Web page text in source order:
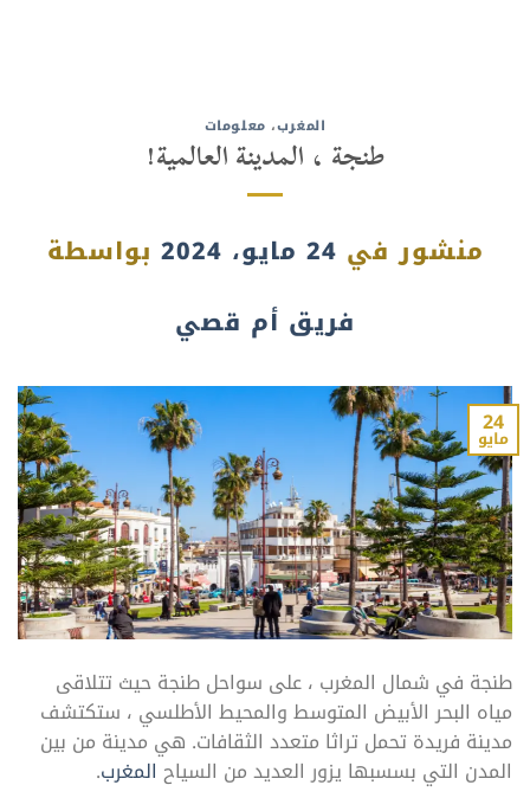
المغرب، معلومات
طنجة ، المدينة العالمية!
منشور في 24 مايو، 2024
بواسطة
فريق أم قصي
24
مايو
طنجة في شمال المغرب ، على سواحل طنجة حيث تتلاقى
مياه البحر الأبيض المتوسط والمحيط الأطلسي ، ستكتشف
مدينة فريدة تحمل تراثا متعدد الثقافات. هي مدينة من بين
المدن التي بسسبها يزور العديد من السياح المغرب.